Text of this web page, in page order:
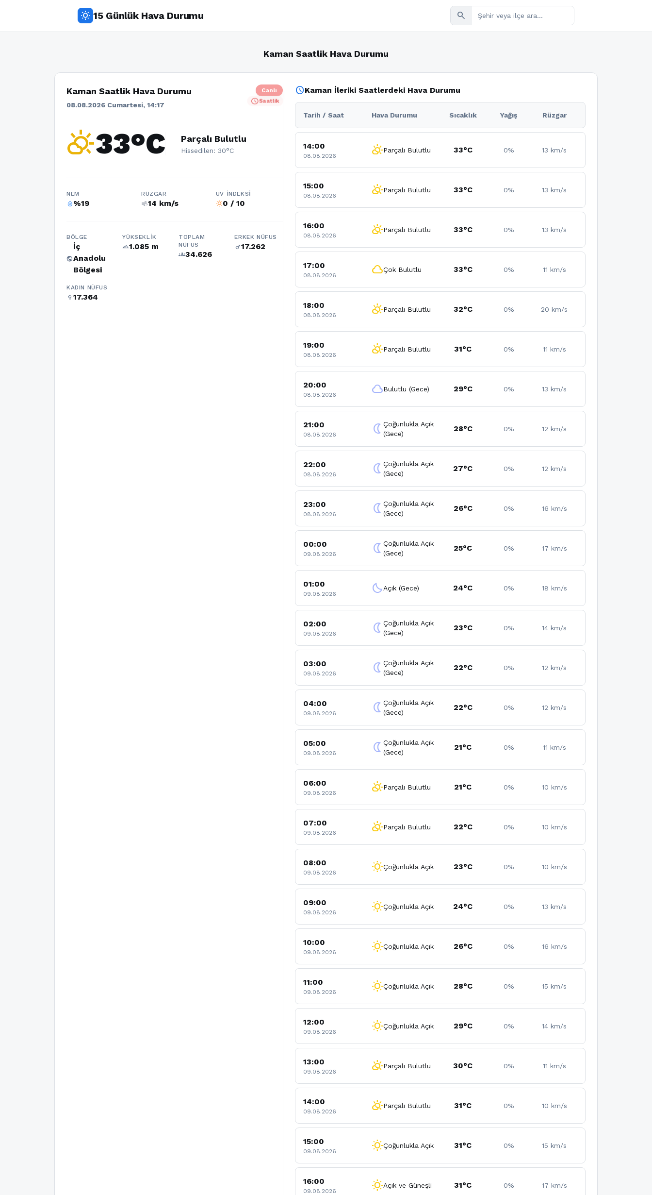
wb_sunny 15 Günlük Hava Durumu search
Kaman Saatlik Hava Durumu
Kaman Saatlik Hava Durumu
08.08.2026 Cumartesi, 14:17
Canlı
scheduleSaatlik
partly_cloudy_day33°C Parçalı Bulutlu
Hissedilen: 30°C
NEM
humidity_percentage%19
RÜZGAR
air14 km/s
UV İNDEKSI
wb_sunny0 / 10
BÖLGE
public
İç
Anadolu
Bölgesi
YÜKSEKLIK
terrain1.085 m
TOPLAM
NÜFUS
groups34.626
ERKEK NÜFUS
male17.262
KADIN NÜFUS
female 17.364
scheduleKaman İleriki Saatlerdeki Hava Durumu
Tarih / Saat Hava Durumu Sıcaklık Yağış Rüzgar
14:00
08.08.2026 partly_cloudy_dayParçalı Bulutlu 33°C 0% 13 km/s
15:00
08.08.2026 partly_cloudy_dayParçalı Bulutlu 33°C 0% 13 km/s
16:00
08.08.2026 partly_cloudy_dayParçalı Bulutlu 33°C 0% 13 km/s
17:00
08.08.2026 cloudÇok Bulutlu 33°C 0% 11 km/s
18:00
08.08.2026 partly_cloudy_dayParçalı Bulutlu 32°C 0% 20 km/s
19:00
08.08.2026 partly_cloudy_dayParçalı Bulutlu 31°C 0% 11 km/s
20:00
08.08.2026 cloudBulutlu (Gece) 29°C 0% 13 km/s
21:00
08.08.2026 nightlightÇoğunlukla Açık
(Gece)
28°C 0% 12 km/s
22:00
08.08.2026 nightlightÇoğunlukla Açık
(Gece)
27°C 0% 12 km/s
23:00
08.08.2026 nightlightÇoğunlukla Açık
(Gece)
26°C 0% 16 km/s
00:00
09.08.2026 nightlightÇoğunlukla Açık
(Gece)
25°C 0% 17 km/s
01:00
09.08.2026 clear_nightAçık (Gece) 24°C 0% 18 km/s
02:00
09.08.2026 nightlightÇoğunlukla Açık
(Gece)
23°C 0% 14 km/s
03:00
09.08.2026 nightlightÇoğunlukla Açık
(Gece)
22°C 0% 12 km/s
04:00
09.08.2026 nightlightÇoğunlukla Açık
(Gece)
22°C 0% 12 km/s
05:00
09.08.2026 nightlightÇoğunlukla Açık
(Gece)
21°C 0% 11 km/s
06:00
09.08.2026 partly_cloudy_dayParçalı Bulutlu 21°C 0% 10 km/s
07:00
09.08.2026 partly_cloudy_dayParçalı Bulutlu 22°C 0% 10 km/s
08:00
09.08.2026 wb_sunnyÇoğunlukla Açık 23°C 0% 10 km/s
09:00
09.08.2026 wb_sunnyÇoğunlukla Açık 24°C 0% 13 km/s
10:00
09.08.2026 wb_sunnyÇoğunlukla Açık 26°C 0% 16 km/s
11:00
09.08.2026 wb_sunnyÇoğunlukla Açık 28°C 0% 15 km/s
12:00
09.08.2026 wb_sunnyÇoğunlukla Açık 29°C 0% 14 km/s
13:00
09.08.2026 partly_cloudy_dayParçalı Bulutlu 30°C 0% 11 km/s
14:00
09.08.2026 partly_cloudy_dayParçalı Bulutlu 31°C 0% 10 km/s
15:00
09.08.2026 wb_sunnyÇoğunlukla Açık 31°C 0% 15 km/s
16:00
09.08.2026 wb_sunnyAçık ve Güneşli 31°C 0% 17 km/s